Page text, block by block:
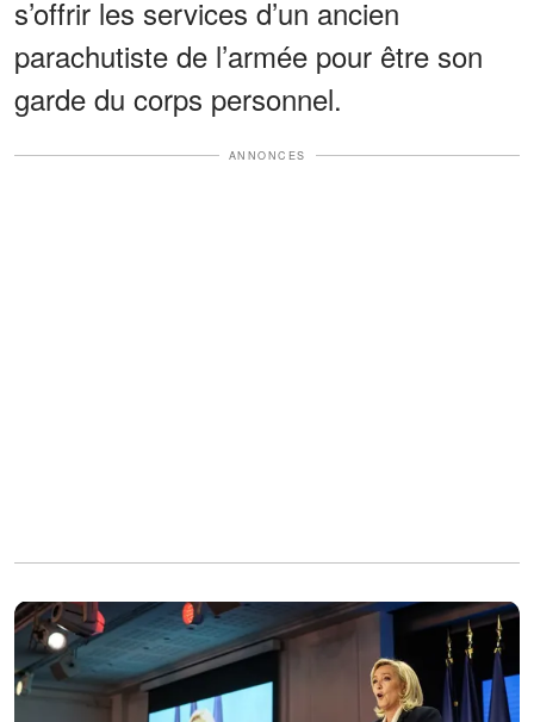
s’offrir les services d’un ancien
parachutiste de l’armée pour être son
garde du corps personnel.
ANNONCES